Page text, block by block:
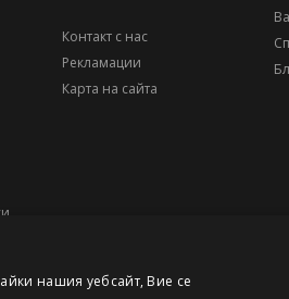
Контакт с нас
Рекламации
Карта на сайта
нашия уебсайт, Вие се